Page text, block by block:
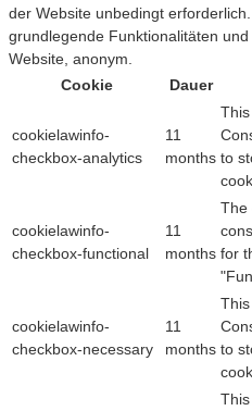
der Website unbedingt
grundlegende Funktionalitäten
Website, anonym.
Cookie
Dauer
cookielawinfo-
checkbox-analytics
11
months to
cookielawinfo-
checkbox-functional
11
months
The
for
cookielawinfo-
checkbox-necessary
11
months to